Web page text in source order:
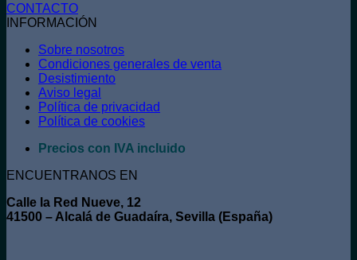
CONTACTO
INFORMACIÓN
Sobre nosotros
Condiciones generales de venta
Desistimiento
Aviso legal
Política de privacidad
Política de cookies
Precios con IVA incluido
ENCUENTRANOS EN
Calle la Red Nueve, 12
41500 – Alcalá de Guadaíra, Sevilla (España)